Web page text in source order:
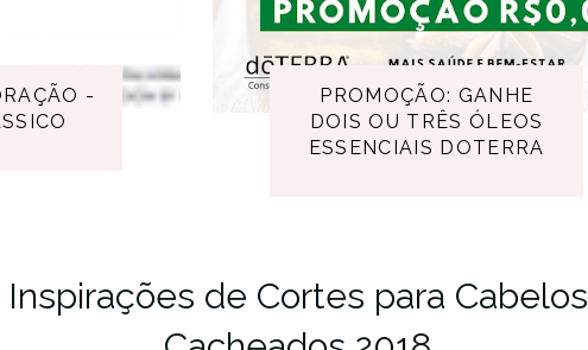
-
PROMOÇÃO: GANHE
DOIS OU TRÊS ÓLEOS
ESSENCIAIS DOTERRA
Inspirações de Cortes para Cabelos